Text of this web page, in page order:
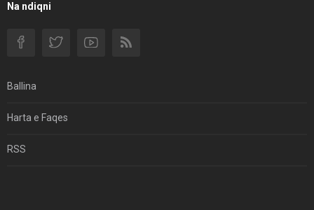
Filmi I Shkurtër Iranian “Pasta Alfredo” Ka Udhëtuar
Na ndiqni
Ballina
Harta e Faqes
RSS